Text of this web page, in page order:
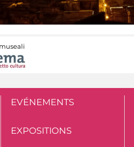
EVÉNEMENTS
EXPOSITIONS